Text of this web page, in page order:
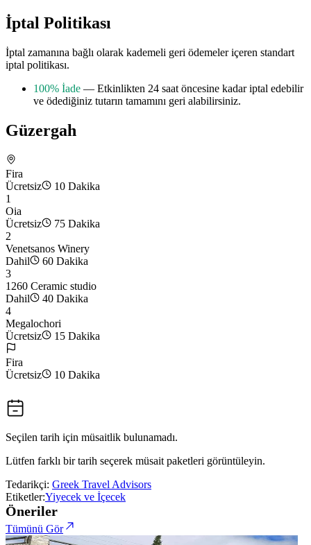
İptal Politikası
İptal zamanına bağlı olarak kademeli geri ödemeler içeren standart
iptal politikası.
100% İade — Etkinlikten 24 saat öncesine kadar iptal edebilir
ve ödediğiniz tutarın tamamını geri alabilirsiniz.
Güzergah
Fira
Ücretsiz
10 Dakika
1
Oia
Ücretsiz
75 Dakika
2
Venetsanos Winery
Dahil
60 Dakika
3
1260 Ceramic studio
Dahil
40 Dakika
4
Megalochori
Ücretsiz
15 Dakika
Fira
Ücretsiz
10 Dakika
Seçilen tarih için müsaitlik bulunamadı.
Lütfen farklı bir tarih seçerek müsait paketleri görüntüleyin.
Tedarikçi: Greek Travel Advisors
Etiketler:Yiyecek ve İçecek
Öneriler
Tümünü Gör